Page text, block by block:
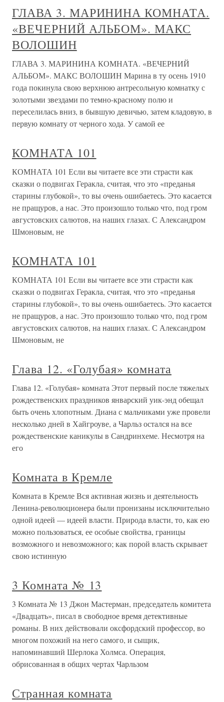
ГЛАВА 3. МАРИНИНА КОМНАТА.
«ВЕЧЕРНИЙ АЛЬБОМ». МАКС
ВОЛОШИН
ГЛАВА 3. МАРИНИНА КОМНАТА. «ВЕЧЕРНИЙ
АЛЬБОМ». МАКС ВОЛОШИН Марина в ту осень 1910
года покинула свою верхнюю антресольную комнатку с
золотыми звездами по темно-красному полю и
переселилась вниз, в бывшую девичью, затем кладовую, в
первую комнату от черного хода. У самой ее
КОМНАТА 101
КОМНАТА 101 Если вы читаете все эти страсти как
сказки о подвигах Геракла, считая, что это «преданья
старины глубокой», то вы очень ошибаетесь. Это касается
не пращуров, а нас. Это произошло только что, под гром
августовских салютов, на наших глазах. С Александром
Шмоновым, не
КОМНАТА 101
КОМНАТА 101 Если вы читаете все эти страсти как
сказки о подвигах Геракла, считая, что это «преданья
старины глубокой», то вы очень ошибаетесь. Это касается
не пращуров, а нас. Это произошло только что, под гром
августовских салютов, на наших глазах. С Александром
Шмоновым, не
Глава 12. «Голубая» комната
Глава 12. «Голубая» комната Этот первый после тяжелых
рождественских праздников январский уик-энд обещал
быть очень хлопотным. Диана с мальчиками уже провели
несколько дней в Хайгроуве, а Чарльз остался на все
рождественские каникулы в Сандринхеме. Несмотря на
его
Комната в Кремле
Комната в Кремле Вся активная жизнь и деятельность
Ленина-революционера были пронизаны исключительно
одной идеей — идеей власти. Природа власти, то, как ею
можно пользоваться, ее особые свойства, границы
возможного и невозможного; как порой власть скрывает
свою истинную
3 Комната № 13
3 Комната № 13 Джон Мастерман, председатель комитета
«Двадцать», писал в свободное время детективные
романы. В них действовали оксфордский профессор, во
многом похожий на него самого, и сыщик,
напоминавший Шерлока Холмса. Операция,
обрисованная в общих чертах Чарльзом
Странная комната